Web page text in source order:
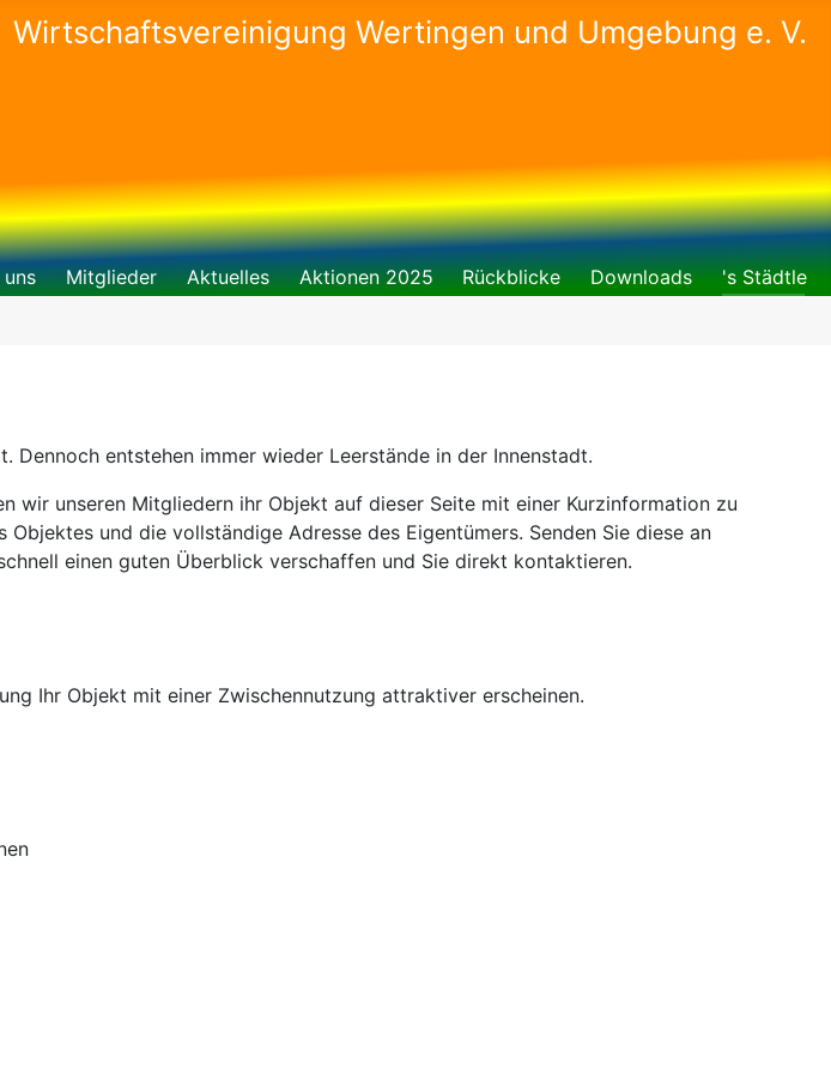
Wirtschaftsvereinigung Wertingen und Umgebung e. V.
Mitglieder Aktuelles Aktionen 2025 Rückblicke Downloads
's Städtle
entstehen immer wieder Leerstände in der Innenstadt.
wir unseren Mitgliedern ihr Objekt auf dieser Seite mit einer Kurzinformation zu
und die vollständige Adresse des Eigentümers. Senden Sie diese an
einen guten Überblick verschaffen und Sie direkt kontaktieren.
Ihr Objekt mit einer Zwischennutzung attraktiver erscheinen.